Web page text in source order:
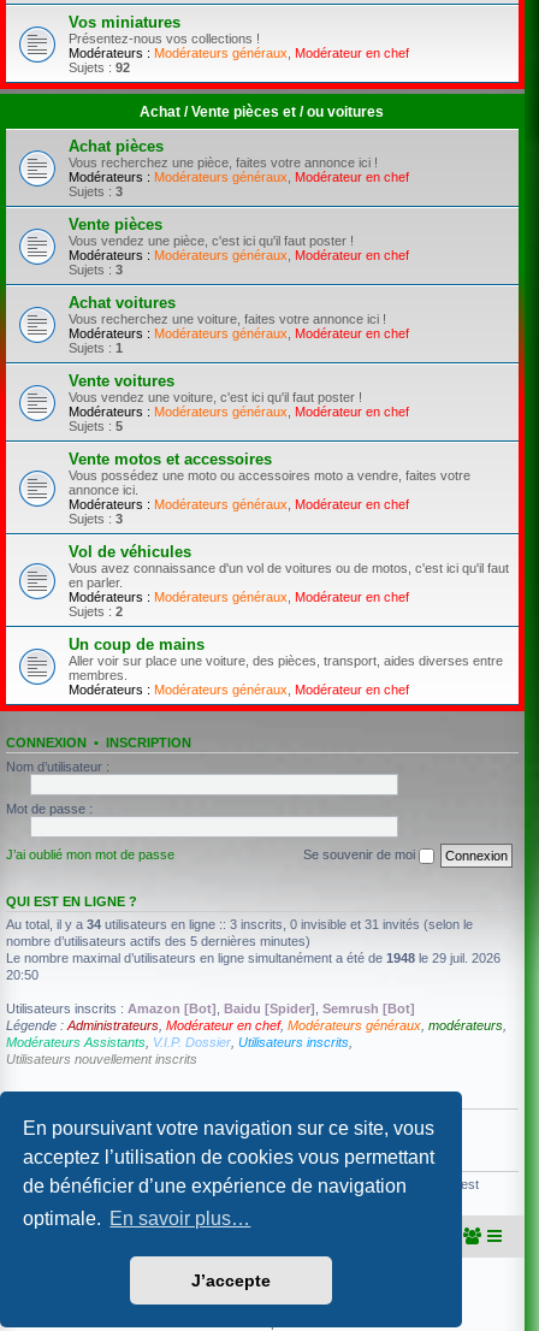
En poursuivant votre navigation sur ce site, vous
acceptez l’utilisation de cookies vous permettant
de bénéficier d’une expérience de navigation
optimale. En savoir plus…
J’accepte
Vos miniatures
Présentez-nous vos collections !
Modérateurs : Modérateurs généraux
Modérateur en chef
Sujets : 92
Achat / Vente pièces et / ou voitures
Achat pièces
Vous recherchez une pièce, faites votre annonce ici !
Modérateurs : Modérateurs généraux
Modérateur en chef
Sujets : 3
Vente pièces
Vous vendez une pièce, c'est ici qu'il faut poster !
Modérateurs : Modérateurs généraux
Modérateur en chef
Sujets : 3
Achat voitures
Vous recherchez une voiture, faites votre annonce ici !
Modérateurs : Modérateurs généraux
Modérateur en chef
Sujets : 1
Vente voitures
Vous vendez une voiture, c'est ici qu'il faut poster !
Modérateurs : Modérateurs généraux
Modérateur en chef
Sujets : 5
Vente motos et accessoires
Vous possédez une moto ou accessoires moto a vendre, faites votre
annonce ici.
Modérateurs : Modérateurs généraux
Modérateur en chef
Sujets : 3
Vol de véhicules
Vous avez connaissance d'un vol de voitures ou de motos, c'est ici qu'il faut
en parler.
Modérateurs : Modérateurs généraux
Modérateur en chef
Sujets : 2
Un coup de mains
Aller voir sur place une voiture, des pièces, transport, aides diverses entre
membres.
Modérateurs : Modérateurs généraux Modérateur en chef
CONNEXION • INSCRIPTION
Nom d’utilisateur :
Mot de passe :
J’ai oublié mon mot de passe Se souvenir de moi
QUI EST EN LIGNE ?
Au total, il y a 34 utilisateurs en ligne :: 3 inscrits, 0 invisible et 31 invités (selon le
nombre d’utilisateurs actifs des 5 dernières minutes)
Le nombre maximal d’utilisateurs en ligne simultanément a été de 1948 le 29 juil. 2026
20:50
Utilisateurs inscrits : Amazon [Bot] Baidu [Spider] Semrush [Bot]
Légende : Administrateurs Modérateur en chef, Modérateurs généraux modérateurs
Modérateurs Assistants V.I.P. Dossier Utilisateurs inscrits
Utilisateurs nouvellement inscrits
Aucun membre ne fête son anniversaire aujourd’hui.
STATISTIQUES
92536messages •4602 sujets •440membres • Notre membre le plus récent est
phpBB® Forum Software © phpBB Limited
©Qiaeru